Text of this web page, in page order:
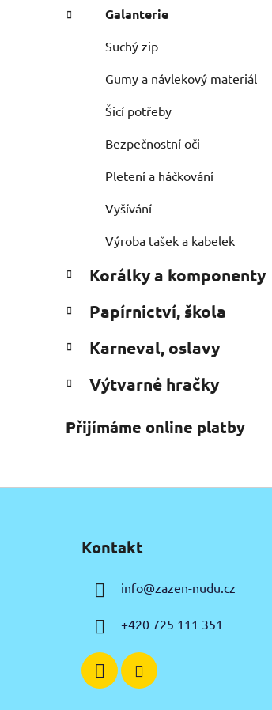
Galanterie
Suchý zip
Gumy a návlekový materiál
Šicí potřeby
Bezpečnostní oči
Pletení a háčkování
Vyšívání
Výroba tašek a kabelek
Korálky a komponenty
Papírnictví, škola
Karneval, oslavy
Výtvarné hračky
Přijímáme online platby
Kontakt
info@zazen-nudu.cz
+420 725 111 351